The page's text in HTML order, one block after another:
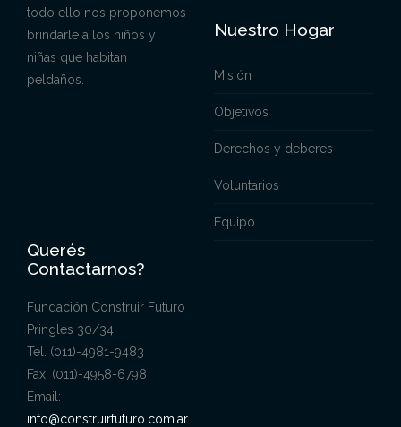
todo ello nos proponemos
brindarle a los niños y
niñas que habitan
peldaños.
Nuestro Hogar
Misión
Objetivos
Derechos y deberes
Voluntarios
Equipo
Querés
Contactarnos?
Fundación Construir Futuro
Pringles 30/34
Tel. (011)-4981-9483
Fax: (011)-4958-6798
Email:
info@construirfuturo.com.ar